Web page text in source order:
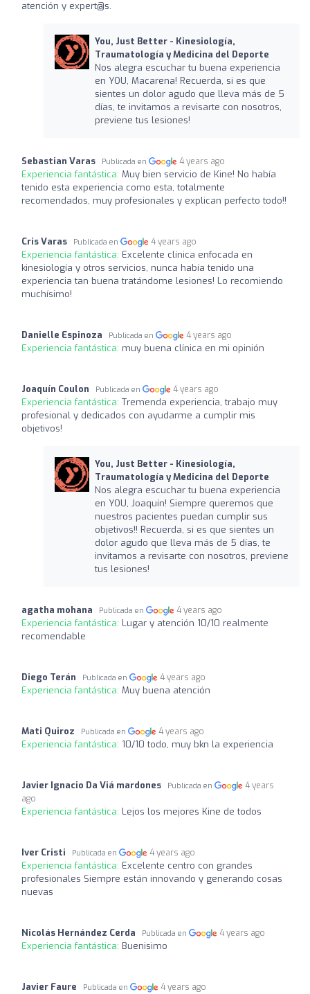
atención y expert@s.
You, Just Better - Kinesiología,
Traumatología y Medicina del Deporte
Nos alegra escuchar tu buena experiencia
en YOU, Macarena! Recuerda, si es que
sientes un dolor agudo que lleva más de 5
días, te invitamos a revisarte con nosotros,
previene tus lesiones!
Sebastian Varas Publicada en 4 years ago
Experiencia fantástica: Muy bien servicio de Kine! No había
tenido esta experiencia como esta, totalmente
recomendados, muy profesionales y explican perfecto todo!!
Cris Varas Publicada en 4 years ago
Experiencia fantástica: Excelente clínica enfocada en
kinesiología y otros servicios, nunca había tenido una
experiencia tan buena tratándome lesiones! Lo recomiendo
muchísimo!
Danielle Espinoza Publicada en 4 years ago
Experiencia fantástica: muy buena clínica en mi opinión
Joaquín Coulon Publicada en 4 years ago
Experiencia fantástica: Tremenda experiencia, trabajo muy
profesional y dedicados con ayudarme a cumplir mis
objetivos!
You, Just Better - Kinesiología,
Traumatología y Medicina del Deporte
Nos alegra escuchar tu buena experiencia
en YOU, Joaquín! Siempre queremos que
nuestros pacientes puedan cumplir sus
objetivos!! Recuerda, si es que sientes un
dolor agudo que lleva más de 5 días, te
invitamos a revisarte con nosotros, previene
tus lesiones!
agatha mohana Publicada en 4 years ago
Experiencia fantástica: Lugar y atención 10/10 realmente
recomendable
Diego Terán Publicada en 4 years ago
Experiencia fantástica: Muy buena atención
Mati Quiroz Publicada en 4 years ago
Experiencia fantástica: 10/10 todo, muy bkn la experiencia
Javier Ignacio Da Viá mardones Publicada en
4 years
ago
Experiencia fantástica: Lejos los mejores Kine de todos
Iver Cristi Publicada en 4 years ago
Experiencia fantástica: Excelente centro con grandes
profesionales Siempre están innovando y generando cosas
nuevas
Nicolás Hernández Cerda Publicada en 4 years ago
Experiencia fantástica: Buenisimo
Javier Faure Publicada en 4 years ago